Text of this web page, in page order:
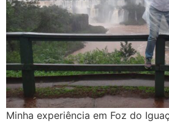
Minha experiência em Foz do